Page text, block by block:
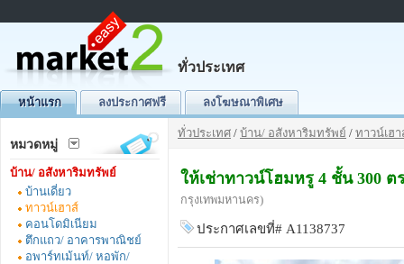
ทั่วประเทศ
หน้าแรก ลงประกาศฟรี ลงโฆษณาพิเศษ
หมวดหมู่
บ้าน/ อสังหาริมทรัพย์
บ้านเดี่ยว
ทาวน์เฮาส์
คอนโดมิเนียม
ตึกแถว/ อาคารพาณิชย์
อพาร์ทเม้นท์/ หอพัก/
ทั่วประเทศ / บ้าน/ อสังหาริมทรัพย์ / ทาวน์เฮา
ให้เช่าทาวน์โฮมหรู 4 ชั้น 300
กรุงเทพมหานคร)
ประกาศเลขที่# A1138737